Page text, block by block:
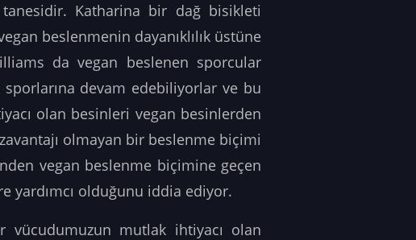
Katharina bir dağ bisikleti
beslenmenin dayanıklılık üstüne
da vegan beslenen sporcular
sporlarına devam edebiliyorlar ve bu
olan besinleri vegan besinlerden
olmayan bir beslenme biçimi
vegan beslenme biçimine geçen
yardımcı olduğunu iddia ediyor.
mutlak ihtiyacı olan